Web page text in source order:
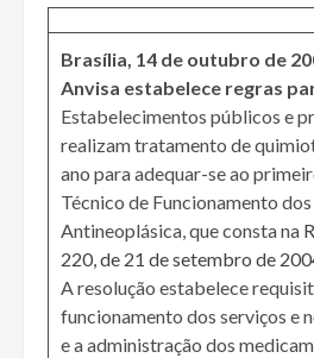
Brasília, 14 de outubro de
Anvisa estabelece regras
Estabelecimentos públicos e
realizam tratamento de
ano para adequar-se ao
Técnico de Funcionamento
Antineoplásica, que consta na
220, de 21 de setembro de
A resolução estabelece
funcionamento dos serviços e
e a administração dos